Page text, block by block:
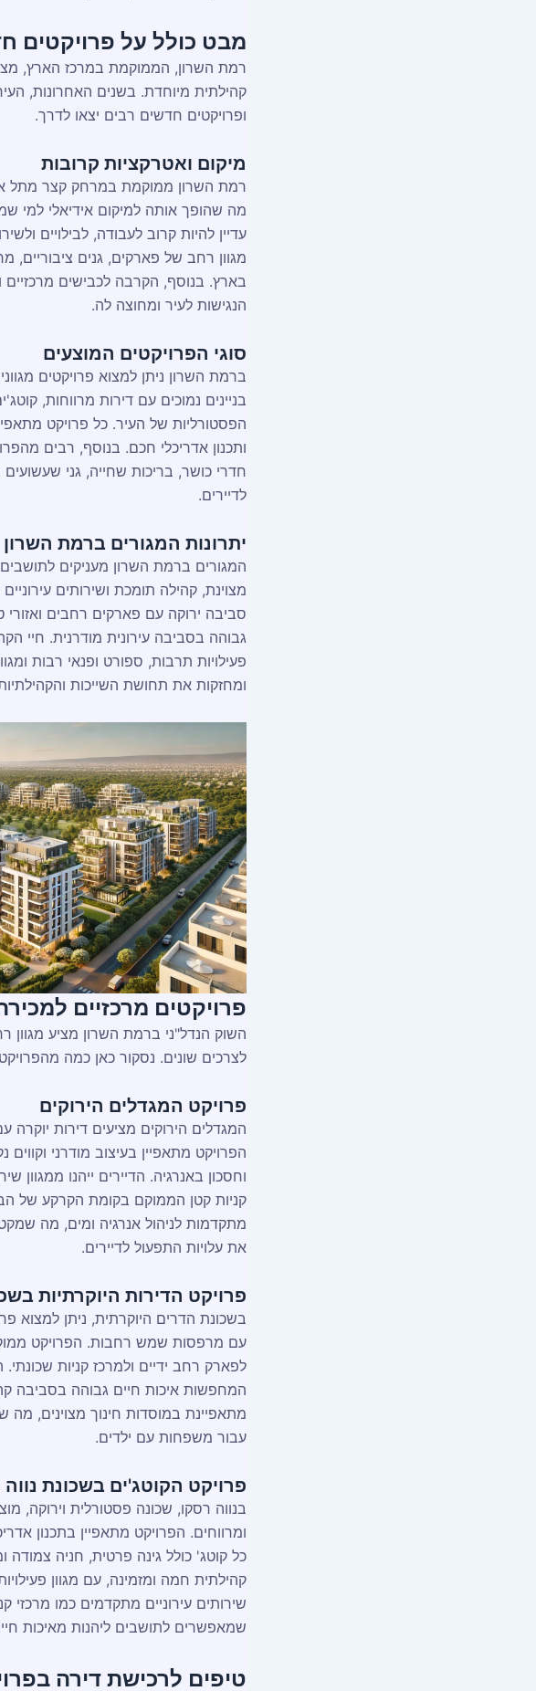
מבט כולל על פרויקטים
רמת השרון, הממוקמת במרכז הארץ,
קהילתית מיוחדת. בשנים האחרונות,
ופרויקטים חדשים רבים יצאו לדרך.
מיקום ואטרקציות קרובות
רמת השרון ממוקמת במרחק קצר מתל
מה שהופך אותה למיקום אידיאלי למי
עדיין להיות קרוב לעבודה, לבילויים
מגוון רחב של פארקים, גנים ציבוריים,
בארץ. בנוסף, הקרבה לכבישים מרכזיים
הנגישות לעיר ומחוצה לה.
סוגי הפרויקטים המוצעים
ברמת השרון ניתן למצוא פרויקטים
בניינים נמוכים עם דירות מרווחות,
הפסטורליות של העיר. כל פרויקט
ותכנון אדריכלי חכם. בנוסף, רבים
חדרי כושר, בריכות שחייה, גני שעשועים
לדיירים.
יתרונות המגורים ברמת השרון
המגורים ברמת השרון מעניקים
מצוינת, קהילה תומכת ושירותים
סביבה ירוקה עם פארקים רחבים
גבוהה בסביבה עירונית מודרנית. חיי
פעילויות תרבות, ספורט ופנאי רבות
ומחזקות את תחושת השייכות
פרויקטים מרכזיים
השוק הנדל"ני ברמת השרון מציע
לצרכים שונים. נסקור כאן כמה
פרויקט המגדלים הירוקים
המגדלים הירוקים מציעים דירות יוקרה
הפרויקט מתאפיין בעיצוב מודרני
וחסכון באנרגיה. הדיירים ייהנו ממגוון
קניות קטן הממוקם בקומת הקרקע של
מתקדמות לניהול אנרגיה ומים, מה
את עלויות התפעול לדיירים.
פרויקט הדירות היוקרתיות
בשכונת הדרים היוקרתית, ניתן למצוא
עם מרפסות שמש רחבות. הפרויקט
לפארק רחב ידיים ולמרכז קניות
המחפשות איכות חיים גבוהה בסביבה
מתאפיינת במוסדות חינוך מצוינים,
עבור משפחות עם ילדים.
פרויקט הקוטג'ים בשכונת נווה
בנווה רסקו, שכונה פסטורלית וירוקה,
ומרווחים. הפרויקט מתאפיין בתכנון
כל קוטג' כולל גינה פרטית, חניה
קהילתית חמה ומזמינה, עם מגוון
שירותים עירוניים מתקדמים כמו מרכזי
שמאפשרים לתושבים ליהנות מאיכות
טיפים לרכישת דירה